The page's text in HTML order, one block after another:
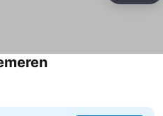
요금 보기